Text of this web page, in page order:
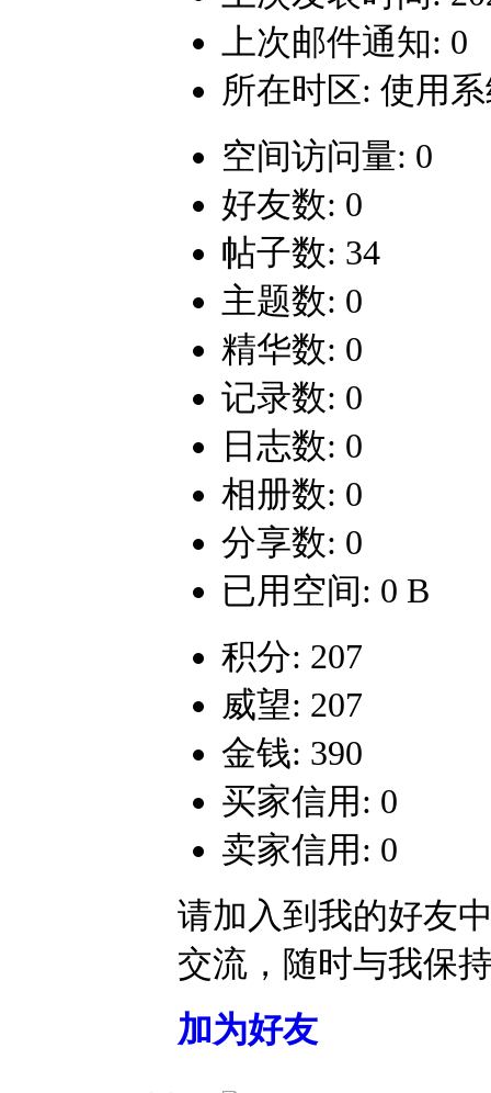
上次邮件通知: 0
所在时区: 使用
空间访问量: 0
好友数: 0
帖子数: 34
主题数: 0
精华数: 0
记录数: 0
日志数: 0
相册数: 0
分享数: 0
已用空间: 0 B
积分: 207
威望: 207
金钱: 390
买家信用: 0
卖家信用: 0
请加入到我的好友
交流，随时与我保
加为好友